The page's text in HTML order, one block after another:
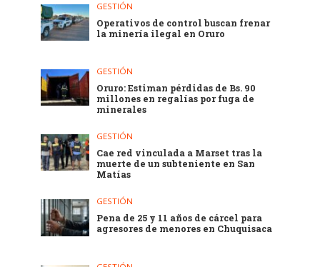
GESTIÓN
Operativos de control buscan frenar
la minería ilegal en Oruro
GESTIÓN
Oruro: Estiman pérdidas de Bs. 90
millones en regalías por fuga de
minerales
GESTIÓN
Cae red vinculada a Marset tras la
muerte de un subteniente en San
Matías
GESTIÓN
Pena de 25 y 11 años de cárcel para
agresores de menores en Chuquisaca